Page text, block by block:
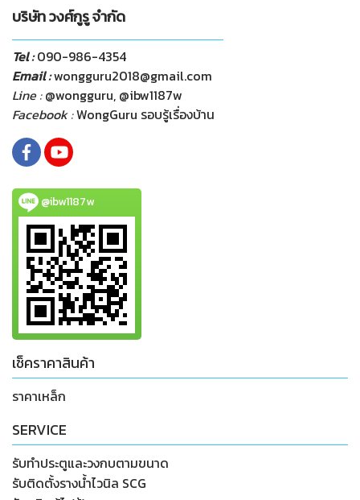
บริษัท วงศ์กูรู จำกัด
Tel :090-986-4354
Email :wongguru2018@gmail.com
Line :@wongguru, @ibw1187w
Facebook :WongGuru รอบรู้เรื่องบ้าน
@ibw1187w
เช็คราคาสินค้า
ราคาเหล็ก
SERVICE
รับทำประตูและวงกบตามขนาด
รับติดตั้งรางน้ำไวนิล SCG